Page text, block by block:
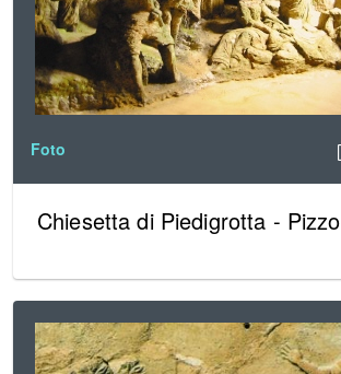
Foto
Chiesetta di Piedigrotta - Pizzo